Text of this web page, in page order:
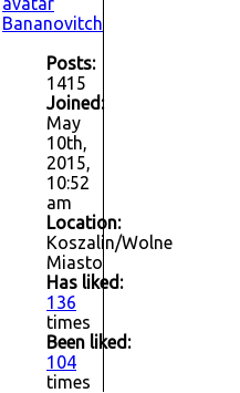
Bananovitch
Posts:
1415
Joined:
May
10th,
2015,
10:52
am
Location:
Koszalin/Wolne
Miasto
Has liked:
136
times
Been liked:
104
times